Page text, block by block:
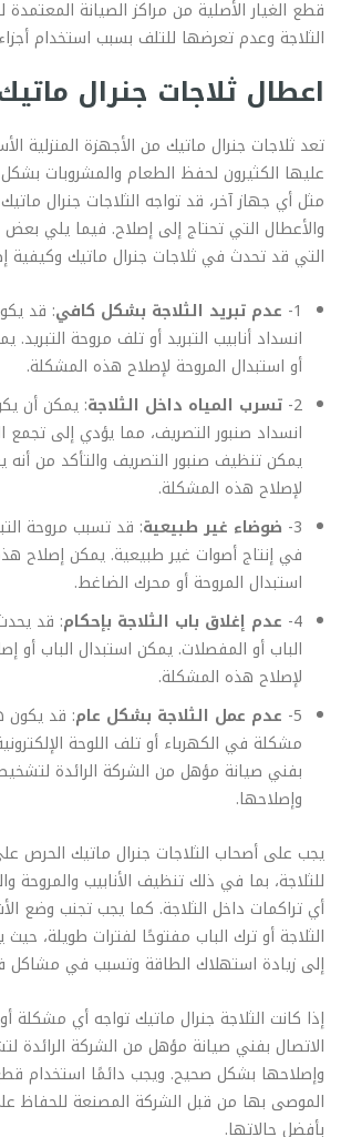
قطع الغيار الأصلية من مراكز الصيانة
الثلاجة وعدم تعرضها للتلف بسبب استخدام
اعطال ثلاجات جنرال
تعد ثلاجات جنرال ماتيك من الأجهزة المنزلية
عليها الكثيرون لحفظ الطعام والمشروبات
مثل أي جهاز آخر، قد تواجه الثلاجات جنرال
والأعطال التي تحتاج إلى إصلاح. فيما يلي بعض
التي قد تحدث في ثلاجات جنرال ماتيك وكيفية
1- عدم تبريد الثلاجة بشكل كافي: قد
انسداد أنابيب التبريد أو تلف مروحة التبريد.
أو استبدال المروحة لإصلاح هذه المشكلة.
2- تسرب المياه داخل الثلاجة: يمكن أن
انسداد صنبور التصريف، مما يؤدي إلى تجمع
يمكن تنظيف صنبور التصريف والتأكد من
لإصلاح هذه المشكلة.
3- ضوضاء غير طبيعية: قد تسبب مروحة
في إنتاج أصوات غير طبيعية. يمكن إصلاح
استبدال المروحة أو محرك الضاغط.
4- عدم إغلاق باب الثلاجة بإحكام: قد
الباب أو المفصلات. يمكن استبدال الباب أو
لإصلاح هذه المشكلة.
5- عدم عمل الثلاجة بشكل عام: قد يكون
مشكلة في الكهرباء أو تلف اللوحة
بفني صيانة مؤهل من الشركة الرائدة
وإصلاحها.
يجب على أصحاب الثلاجات جنرال ماتيك الحرص
للثلاجة، بما في ذلك تنظيف الأنابيب والمروحة
أي تراكمات داخل الثلاجة. كما يجب تجنب وضع
الثلاجة أو ترك الباب مفتوحًا لفترات طويلة،
إلى زيادة استهلاك الطاقة وتسبب في مشاكل
إذا كانت الثلاجة جنرال ماتيك تواجه أي
الاتصال بفني صيانة مؤهل من الشركة الرائدة
وإصلاحها بشكل صحيح. ويجب دائمًا استخدام قطع
الموصى بها من قبل الشركة المصنعة للحفاظ
بأفضل حالاتها.